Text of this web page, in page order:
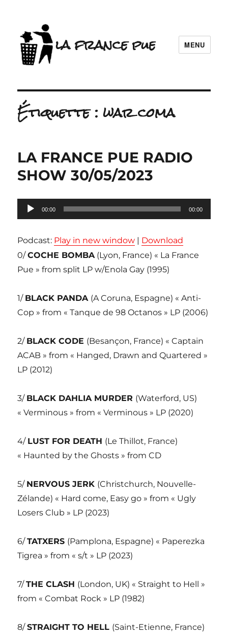
la france pue MENU
Étiquette :war coma
LA FRANCE PUE RADIO
SHOW 30/05/2023
Lecteur
audio
00:00 00:00
Podcast: Play in new window | Download
0/COCHE BOMBA(Lyon, France) « La France
Pue » from split LP w/Enola Gay (1995)
1/ BLACK PANDA (A Coruna, Espagne) « Anti-
Cop » from « Tanque de 98 Octanos » LP (2006)
2/ BLACK CODE (Besançon, France) « Captain
ACAB » from « Hanged, Drawn and Quartered »
LP (2012)
3/ BLACK DAHLIA MURDER (Waterford, US)
« Verminous » from « Verminous » LP (2020)
4/ LUST FOR DEATH (Le Thillot, France)
« Haunted by the Ghosts » from CD
5/ NERVOUS JERK (Christchurch, Nouvelle-
Zélande) « Hard come, Easy go » from « Ugly
Losers Club » LP (2023)
6/TATXERS (Pamplona, Espagne) « Paperezka
Tigrea » from « s/t » LP (2023)
7/THE CLASH (London, UK) « Straight to Hell »
from « Combat Rock » LP (1982)
8/STRAIGHT TO HELL (Saint-Etienne, France)